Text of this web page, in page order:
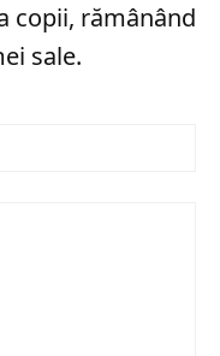
copii, rămânând
sale.